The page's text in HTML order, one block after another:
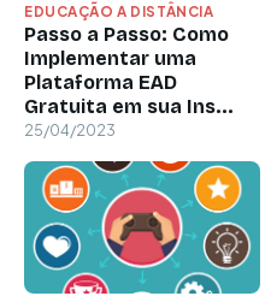
EDUCAÇÃO A DISTÂNCIA
Passo a Passo: Como
Implementar uma
Plataforma EAD
Gratuita em sua Ins...
25/04/2023